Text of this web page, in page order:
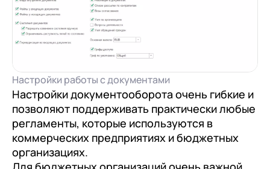
Настройки работы с документами
Настройки документооборота очень гибкие и
позволяют поддерживать практически любые
регламенты, которые используются в
коммерческих предприятиях и бюджетных
организациях.